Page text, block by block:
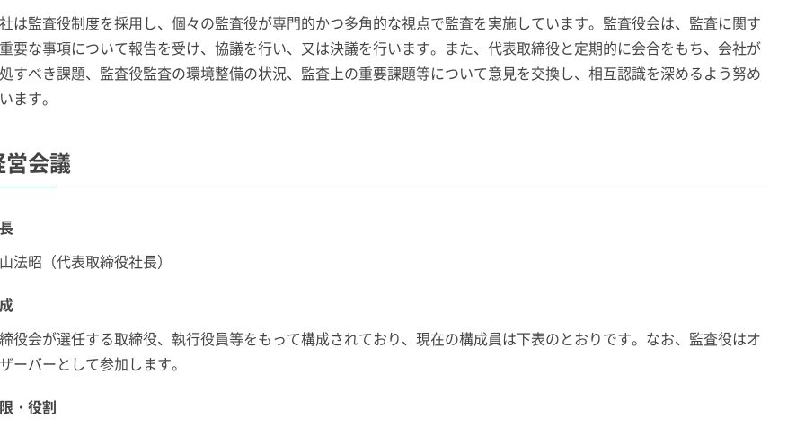
は監査役制度を採用し、個々の監査役が専門的かつ多角的な視点で監査を実施しています。監査役会は、監査に関す
要な事項について報告を受け、協議を行い、又は決議を行います。また、代表取締役と定期的に会合をもち、会社が
すべき課題、監査役監査の環境整備の状況、監査上の重要課題等について意見を交換し、相互認識を深めるよう努め
ます。
営会議
法昭（代表取締役社長）
役会が選任する取締役、執行役員等をもって構成されており、現在の構成員は下表のとおりです。なお、監査役はオ
ーバーとして参加します。
・役割